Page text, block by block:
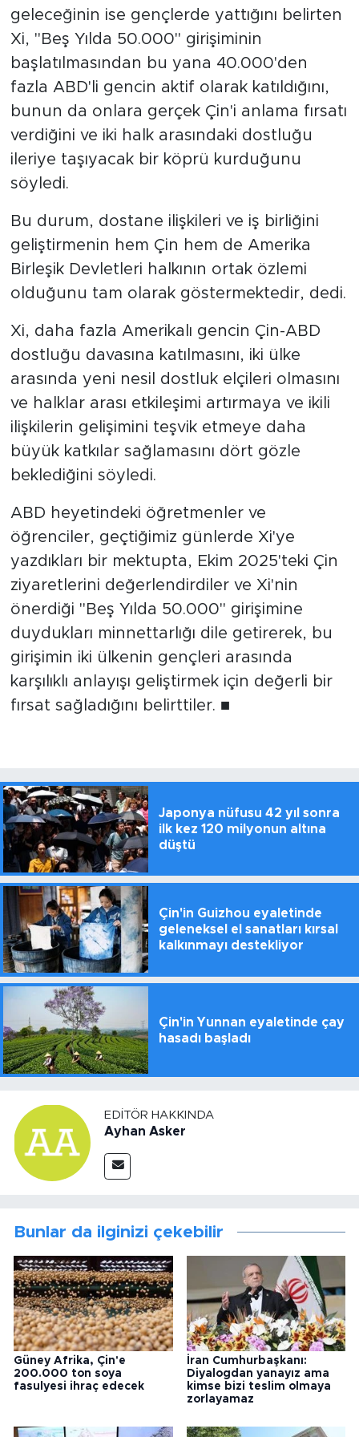
geleceğinin ise gençlerde yattığını belirten
Xi, "Beş Yılda 50.000" girişiminin
başlatılmasından bu yana 40.000'den
fazla ABD'li gencin aktif olarak katıldığını,
bunun da onlara gerçek Çin'i anlama fırsatı
verdiğini ve iki halk arasındaki dostluğu
ileriye taşıyacak bir köprü kurduğunu
söyledi.
Bu durum, dostane ilişkileri ve iş birliğini
geliştirmenin hem Çin hem de Amerika
Birleşik Devletleri halkının ortak özlemi
olduğunu tam olarak göstermektedir, dedi.
Xi, daha fazla Amerikalı gencin Çin-ABD
dostluğu davasına katılmasını, iki ülke
arasında yeni nesil dostluk elçileri olmasını
ve halklar arası etkileşimi artırmaya ve ikili
ilişkilerin gelişimini teşvik etmeye daha
büyük katkılar sağlamasını dört gözle
beklediğini söyledi.
ABD heyetindeki öğretmenler ve
öğrenciler, geçtiğimiz günlerde Xi'ye
yazdıkları bir mektupta, Ekim 2025'teki Çin
ziyaretlerini değerlendirdiler ve Xi'nin
önerdiği "Beş Yılda 50.000" girişimine
duydukları minnettarlığı dile getirerek, bu
girişimin iki ülkenin gençleri arasında
karşılıklı anlayışı geliştirmek için değerli bir
fırsat sağladığını belirttiler. ■
Japonya nüfusu 42 yıl sonra
ilk kez 120 milyonun altına
düştü
Çin'in Guizhou eyaletinde
geleneksel el sanatları kırsal
kalkınmayı destekliyor
Çin'in Yunnan eyaletinde çay
hasadı başladı
EDITÖR HAKKINDA
Ayhan Asker
Bunlar da ilginizi çekebilir
Güney Afrika, Çin'e
200.000 ton soya
fasulyesi ihraç edecek
İran Cumhurbaşkanı:
Diyalogdan yanayız ama
kimse bizi teslim olmaya
zorlayamaz